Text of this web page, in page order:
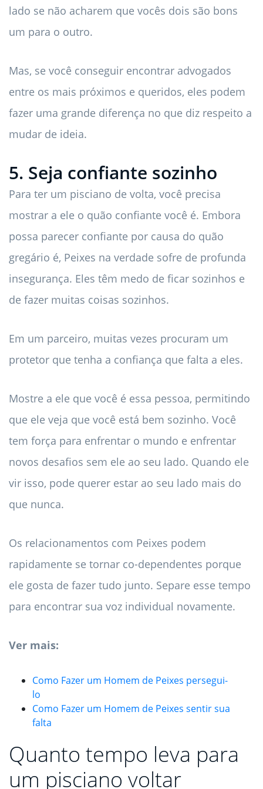
lado se não acharem que vocês dois são bons
um para o outro.
Mas, se você conseguir encontrar advogados
entre os mais próximos e queridos, eles podem
fazer uma grande diferença no que diz respeito a
mudar de ideia.
5. Seja confiante sozinho
Para ter um pisciano de volta, você precisa
mostrar a ele o quão confiante você é. Embora
possa parecer confiante por causa do quão
gregário é, Peixes na verdade sofre de profunda
insegurança. Eles têm medo de ficar sozinhos e
de fazer muitas coisas sozinhos.
Em um parceiro, muitas vezes procuram um
protetor que tenha a confiança que falta a eles.
Mostre a ele que você é essa pessoa, permitindo
que ele veja que você está bem sozinho. Você
tem força para enfrentar o mundo e enfrentar
novos desafios sem ele ao seu lado. Quando ele
vir isso, pode querer estar ao seu lado mais do
que nunca.
Os relacionamentos com Peixes podem
rapidamente se tornar co-dependentes porque
ele gosta de fazer tudo junto. Separe esse tempo
para encontrar sua voz individual novamente.
Ver mais:
Como Fazer um Homem de Peixes persegui-
lo
Como Fazer um Homem de Peixes sentir sua
falta
Quanto tempo leva para
um pisciano voltar